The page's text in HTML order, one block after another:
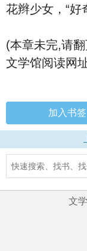
花辫少女，“好
(本章未完,请
文学馆阅读网
加入书签
文